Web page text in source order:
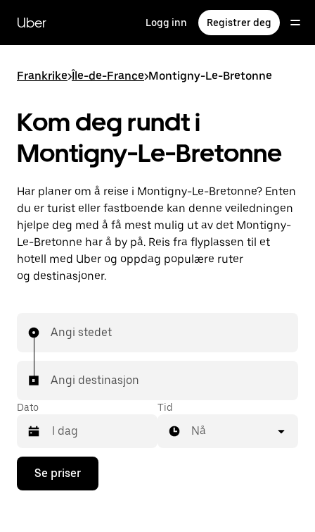
hovedinnholdet
Uber Logg inn Registrer deg
Frankrike>Île-de-France>Montigny-Le-Bretonne
Kom deg rundt i
Montigny-Le-Bretonne
Har planer om å reise i Montigny-Le-Bretonne? Enten
du er turist eller fastboende kan denne veiledningen
hjelpe deg med å få mest mulig ut av det Montigny-
Le-Bretonne har å by på. Reis fra flyplassen til et
hotell med Uber og oppdag populære ruter
og destinasjoner.
Angi stedet
Angi destinasjon
Dato
Trykk
piltast
Tid
Nå
Se priser